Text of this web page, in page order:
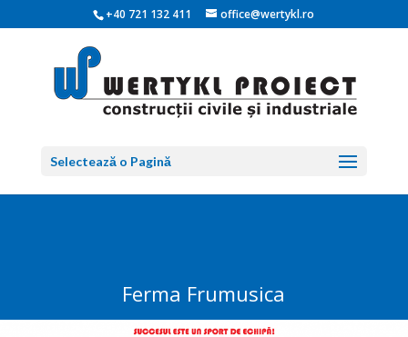
+40 721 132 411 office@wertykl.ro
Selectează o Pagină
Ferma Frumusica